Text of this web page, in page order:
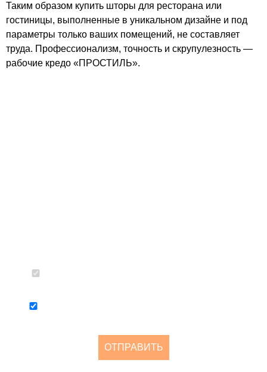
Таким образом купить шторы для ресторана или
гостиницы, выполненные в уникальном дизайне и под
параметры только ваших помещений, не составляет
труда. Профессионализм, точность и скрупулезность —
рабочие кредо «ПРОСТИЛЬ».
ОТПРАВИТЬ